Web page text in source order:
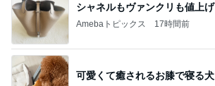
シャネルもヴァンクリも値上げ
Amebaトピックス 17時間前
可愛くて癒されるお膝で寝る犬